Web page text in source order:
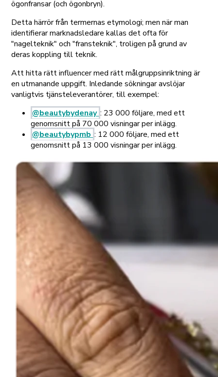
ögonfransar (och ögonbryn).
Detta härrör från termernas etymologi; men när man
identifierar marknadsledare kallas det ofta för
"nagelteknik" och "fransteknik", troligen på grund av
deras koppling till teknik.
Att hitta rätt influencer med rätt målgruppsinriktning är
en utmanande uppgift. Inledande sökningar avslöjar
vanligtvis tjänsteleverantörer, till exempel:
@beautybydenay : 23 000 följare, med ett
genomsnitt på 70 000 visningar per inlägg.
@beautybypmb : 12 000 följare, med ett
genomsnitt på 13 000 visningar per inlägg.